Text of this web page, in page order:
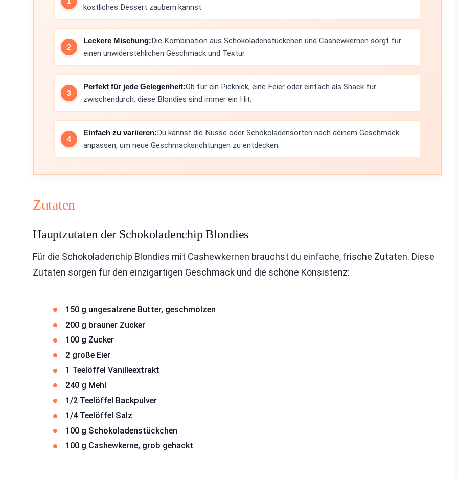
köstliches Dessert zaubern kannst.
Leckere Mischung:Die Kombination aus Schokoladenstückchen und Cashewkernen sorgt für
einen unwiderstehlichen Geschmack und Textur.
Perfekt für jede Gelegenheit:Ob für ein Picknick, eine Feier oder einfach als Snack für
zwischendurch, diese Blondies sind immer ein Hit.
Einfach zu variieren:Du kannst die Nüsse oder Schokoladensorten nach deinem Geschmack
anpassen, um neue Geschmacksrichtungen zu entdecken.
Zutaten
Hauptzutaten der Schokoladenchip Blondies
Für die Schokoladenchip Blondies mit Cashewkernen brauchst du einfache, frische Zutaten. Diese
Zutaten sorgen für den einzigartigen Geschmack und die schöne Konsistenz:
150 g ungesalzene Butter, geschmolzen
200 g brauner Zucker
100 g Zucker
2 große Eier
1 Teelöffel Vanilleextrakt
240 g Mehl
1/2 Teelöffel Backpulver
1/4 Teelöffel Salz
100 g Schokoladenstückchen
100 g Cashewkerne, grob gehackt